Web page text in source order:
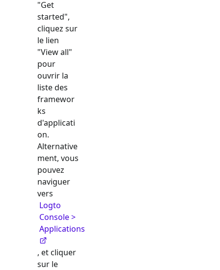
"Get
started",
cliquez sur
le lien
"View all"
pour
ouvrir la
liste des
framewor
ks
d'applicati
on.
Alternative
ment, vous
pouvez
naviguer
vers
Logto
Console >
Applications
, et cliquer
sur le